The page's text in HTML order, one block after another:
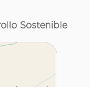
Sostenible